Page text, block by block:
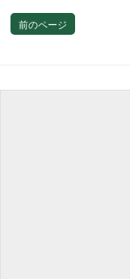
前のページ